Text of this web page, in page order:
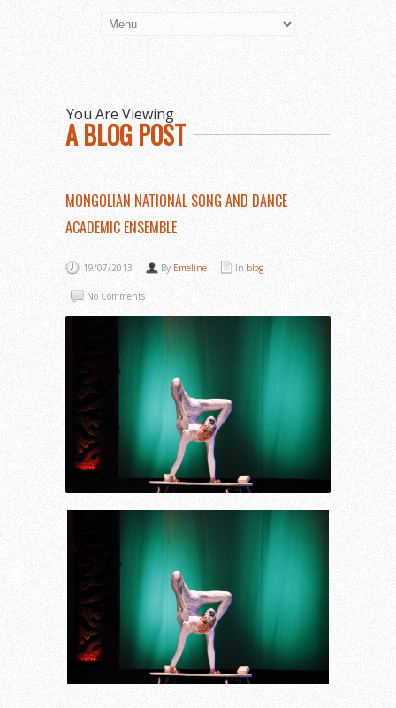
You Are Viewing
A BLOG POST
MONGOLIAN NATIONAL SONG AND DANCE
ACADEMIC ENSEMBLE
19/07/2013 By Emeline In blog
No Comments